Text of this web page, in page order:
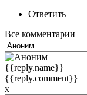
Ответить
Все комментарии+
{{reply.name}}
{{reply.comment}}
x